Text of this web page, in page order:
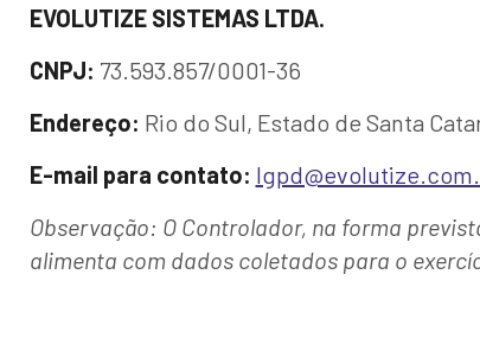
EVOLUTIZE SISTEMAS LTDA.
CNPJ: 73.593.857/0001-36
Endereço: Rio do Sul, Estado de Santa
E-mail para contato:
Observação: O Controlador, na forma
alimenta com dados coletados para o